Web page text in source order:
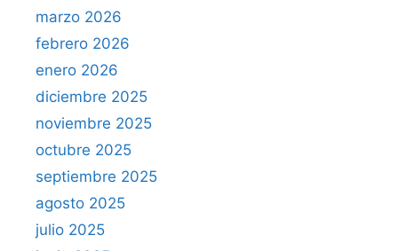
marzo 2026
febrero 2026
enero 2026
diciembre 2025
noviembre 2025
octubre 2025
septiembre 2025
agosto 2025
julio 2025